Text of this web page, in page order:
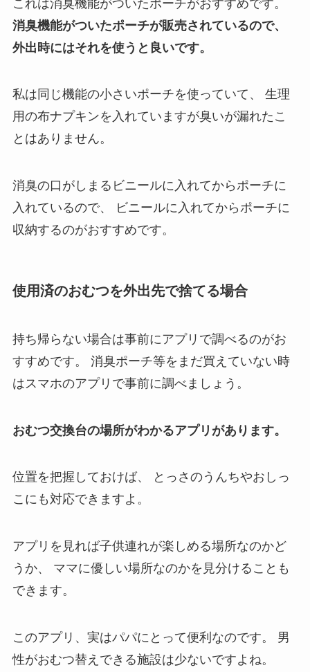
これは消臭機能がついたポーチがおすすめです。
消臭機能がついたポーチが販売されているので、
外出時にはそれを使うと良いです。
私は同じ機能の小さいポーチを使っていて、
生理
用の布ナプキンを入れていますが臭いが漏れたこ
とはありません。
消臭の口がしまるビニールに入れてからポーチに
入れているので、
ビニールに入れてからポーチに
収納するのがおすすめです。
使用済のおむつを外出先で捨てる場合
持ち帰らない場合は事前にアプリで調べるのがお
すすめです。
消臭ポーチ等をまだ買えていない時
はスマホのアプリで事前に調べましょう。
おむつ交換台の場所がわかるアプリがあります。
位置を把握しておけば、
とっさのうんちやおしっ
こにも対応できますよ。
アプリを見れば子供連れが楽しめる場所なのかど
うか、
ママに優しい場所なのかを見分けることも
できます。
このアプリ、実はパパにとって便利なのです。
男
性がおむつ替えできる施設は少ないですよね。